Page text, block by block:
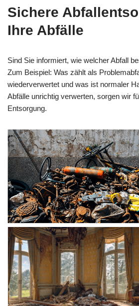
Sichere
Ihre Abfälle
Sind Sie informiert, wie welcher Abfall
Zum Beispiel: Was zählt als
wiederverwertet und was ist normaler
Abfälle unrichtig verwerten, sorgen wir
Entsorgung.